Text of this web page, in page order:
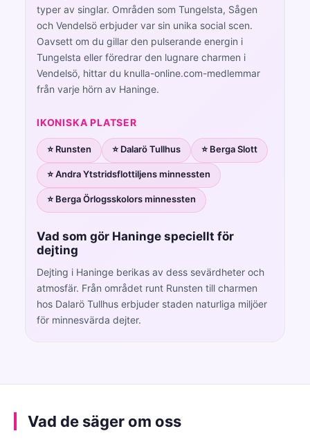
typer av singlar. Områden som Tungelsta, Sågen
och Vendelsö erbjuder var sin unika social scen.
Oavsett om du gillar den pulserande energin i
Tungelsta eller föredrar den lugnare charmen i
Vendelsö, hittar du knulla-online.com-medlemmar
från varje hörn av Haninge.
IKONISKA PLATSER
⭐ Runsten ⭐ Dalarö Tullhus ⭐ Berga Slott
⭐ Andra Ytstridsflottiljens minnessten
⭐ Berga Örlogsskolors minnessten
Vad som gör Haninge speciellt för
dejting
Dejting i Haninge berikas av dess sevärdheter och
atmosfär. Från området runt Runsten till charmen
hos Dalarö Tullhus erbjuder staden naturliga miljöer
för minnesvärda dejter.
Vad de säger om oss